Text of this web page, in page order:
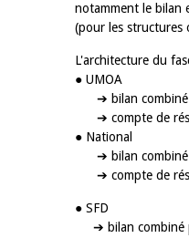
notamment le bilan
(pour les structures
L'architecture du
● UMOA
➔ bilan combiné
➔ compte de
● National
➔ bilan combiné
➔ compte de
● SFD
➔ bilan combiné
d'ouverture du
Monétaire de la
2026, prononcée par
Jean-Claude Kassi